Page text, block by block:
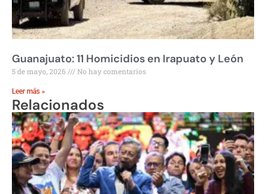
Guanajuato: 11 Homicidios en Irapuato y León
5 de mayo, 2026 No hay comentarios
Leer más »
Relacionados